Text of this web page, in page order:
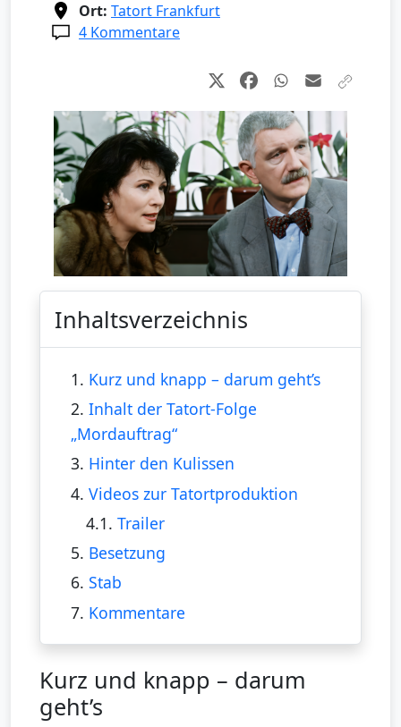
Ort: Tatort Frankfurt
4 Kommentare
Inhaltsverzeichnis
1. Kurz und knapp – darum geht’s
2. Inhalt der Tatort-Folge
„Mordauftrag“
3. Hinter den Kulissen
4. Videos zur Tatortproduktion
4.1.Trailer
5. Besetzung
6. Stab
7. Kommentare
Kurz und knapp – darum
geht’s